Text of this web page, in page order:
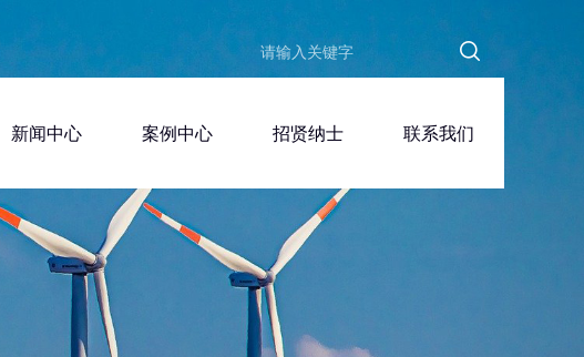
新闻中心 案例中心 招贤纳士 联系我们